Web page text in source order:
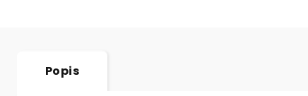
Popis